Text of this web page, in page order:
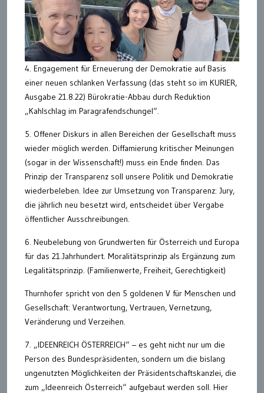
4. Engagement für Erneuerung der Demokratie auf Basis
einer neuen schlanken Verfassung (das steht so im KURIER,
Ausgabe 21.8.22) Bürokratie-Abbau durch Reduktion
„Kahlschlag im Paragrafendschungel“.
5. Offener Diskurs in allen Bereichen der Gesellschaft muss
wieder möglich werden. Diffamierung kritischer Meinungen
(sogar in der Wissenschaft!) muss ein Ende finden. Das
Prinzip der Transparenz soll unsere Politik und Demokratie
wiederbeleben. Idee zur Umsetzung von Transparenz: Jury,
die jährlich neu besetzt wird, entscheidet über Vergabe
öffentlicher Ausschreibungen.
6. Neubelebung von Grundwerten für Österreich und Europa
für das 21.Jahrhundert. Moralitätsprinzip als Ergänzung zum
Legalitätsprinzip. (Familienwerte, Freiheit, Gerechtigkeit)
Thurnhofer spricht von den 5 goldenen V für Menschen und
Gesellschaft: Verantwortung, Vertrauen, Vernetzung,
Veränderung und Verzeihen.
7. „IDEENREICH ÖSTERREICH“ – es geht nicht nur um die
Person des Bundespräsidenten, sondern um die bislang
ungenutzten Möglichkeiten der Präsidentschaftskanzlei, die
zum „Ideenreich Österreich“ aufgebaut werden soll. Hier